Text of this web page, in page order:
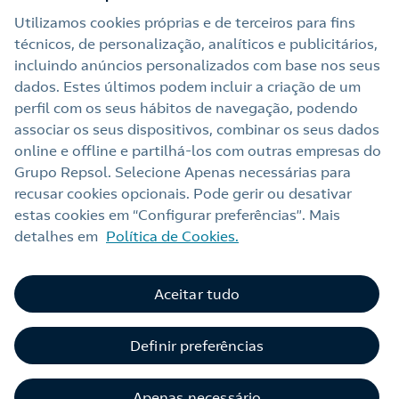
verificados.
Fazer valer o compromisso com a
sustentabilidade
Ter a sua certificação de compensação permitir-lhe-á
cumprir os requisitos necessários para concursos
públicos e concessões.
Utilizamos cookies próprias e de terceiros para fins
técnicos, de personalização, analíticos e publicitários,
incluindo anúncios personalizados com base nos seus
dados. Estes últimos podem incluir a criação de um
perfil com os seus hábitos de navegação, podendo
associar os seus dispositivos, combinar os seus dados
online e offline e partilhá‑los com outras empresas do
Grupo Repsol. Selecione Apenas necessárias para
recusar cookies opcionais. Pode gerir ou desativar
estas cookies em “Configurar preferências”. Mais
detalhes em Política de Cookies.
Definir preferências
Aceitar tudo